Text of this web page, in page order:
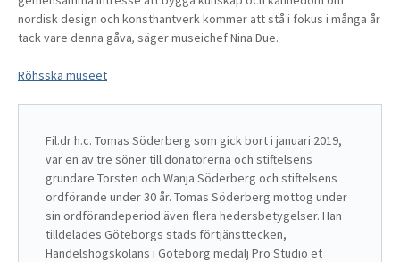
nordisk design och konsthantverk kommer att stå i fokus i många år
tack vare denna gåva, säger museichef Nina Due.
Röhsska museet
Fil.dr h.c. Tomas Söderberg som gick bort i januari 2019,
var en av tre söner till donatorerna och stiftelsens
grundare Torsten och Wanja Söderberg och stiftelsens
ordförande under 30 år. Tomas Söderberg mottog under
sin ordförandeperiod även flera hedersbetygelser. Han
tilldelades Göteborgs stads förtjänsttecken,
Handelshögskolans i Göteborg medalj Pro Studio et